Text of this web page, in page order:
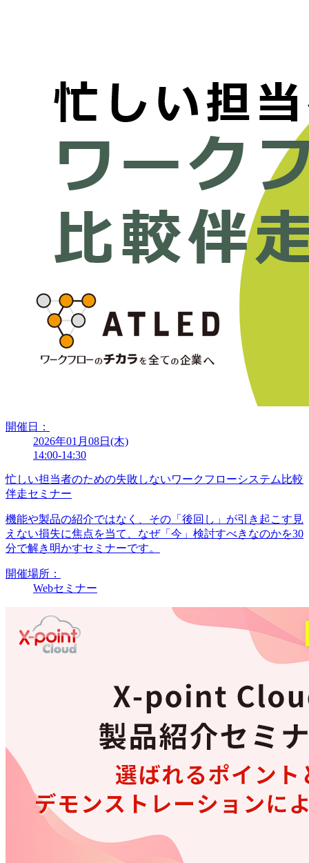
開催日：
2026年01月08日(木)
14:00-14:30
忙しい担当者のための失敗しないワークフローシステム比較
伴走セミナー
機能や製品の紹介ではなく、その「後回し」が引き起こす見
えない損失に焦点を当て、なぜ「今」検討すべきなのかを30
分で解き明かすセミナーです。
開催場所：
Webセミナー